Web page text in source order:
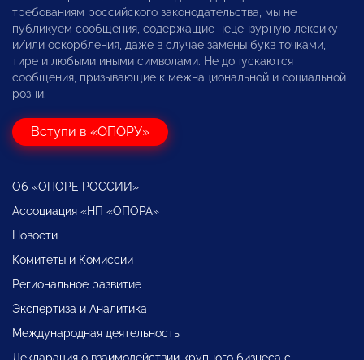
требованиям российского законодательства, мы не
публикуем сообщения, содержащие нецензурную лексику
и/или оскорбления, даже в случае замены букв точками,
тире и любыми иными символами. Не допускаются
сообщения, призывающие к межнациональной и социальной
розни.
Вступи в «ОПОРУ»
Об «ОПОРЕ РОССИИ»
Ассоциация «НП «ОПОРА»
Новости
Комитеты и Комиссии
Региональное развитие
Экспертиза и Аналитика
Международная деятельность